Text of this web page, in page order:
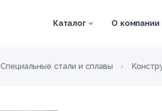
Каталог О компании
Специальные стали и сплавы